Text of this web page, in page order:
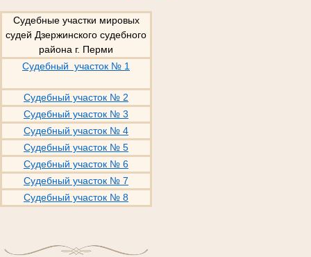
Судебные участки мировых
судей Дзержинского судебного
района г. Перми
Судебный участок № 1
Судебный участок № 2
Судебный участок № 3
Судебный участок № 4
Судебный участок № 5
Судебный участок № 6
Судебный участок № 7
Судебный участок № 8